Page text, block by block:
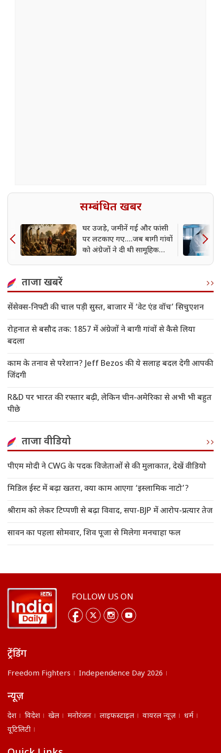
सम्बंधित खबर
घर उजड़े, जमीनें गईं और फांसी
पर लटकाए गए....जब बागी गांवों
को अंग्रेजों ने दी थी सामूहिक
ताजा खबरें
सेंसेक्स-निफ्टी की चाल पड़ी सुस्त, बाजार में ‘वेट एंड वॉच’ सिचुएशन
रोहनात से बसौद तक: 1857 में अंग्रेजों ने बागी गांवों से कैसे लिया
बदला
काम के तनाव से परेशान? Jeff Bezos की ये सलाह बदल देगी आपकी
जिंदगी
R&D पर भारत की रफ्तार बढ़ी, लेकिन चीन-अमेरिका से अभी भी बहुत
पीछे
ताजा वीडियो
पीएम मोदी ने CWG के पदक विजेताओं से की मुलाकात, देखें वीडियो
मिडिल ईस्ट में बढ़ा खतरा, क्या काम आएगा ‘इस्लामिक नाटो’?
श्रीराम को लेकर टिप्पणी से बढ़ा विवाद, सपा-BJP में आरोप-प्रत्यार तेज
सावन का पहला सोमवार, शिव पूजा से मिलेगा मनचाहा फल
FOLLOW US ON
ट्रेंडिंग
Freedom Fighters Independence Day 2026
न्यूज़
देश विदेश खेल मनोरंजन लाइफस्टाइल वायरल न्यूज़
धर्म
यूटिलिटी